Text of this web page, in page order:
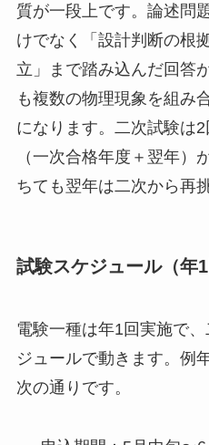
質が一段上です。論述問
けでなく「設計判断の根
立」まで踏み込んだ回答
も複数の物理現象を組み
になります。二次試験は
（一次合格年度＋翌年）
ちても翌年は二次から再
試験スケジュール（年1
電験一種は年1回実施で
ジュールで動きます。例
次の通りです。